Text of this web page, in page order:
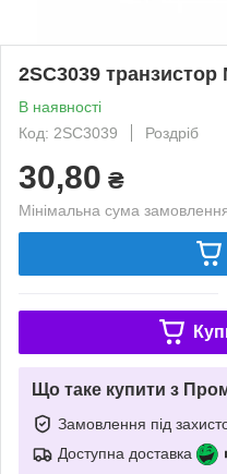
2SC3039
В наявності
Код: 2SC3039
Роздріб
30,80 ₴
Мінімальна сума
Що таке купити з
Замовлення під
Доступна доставка